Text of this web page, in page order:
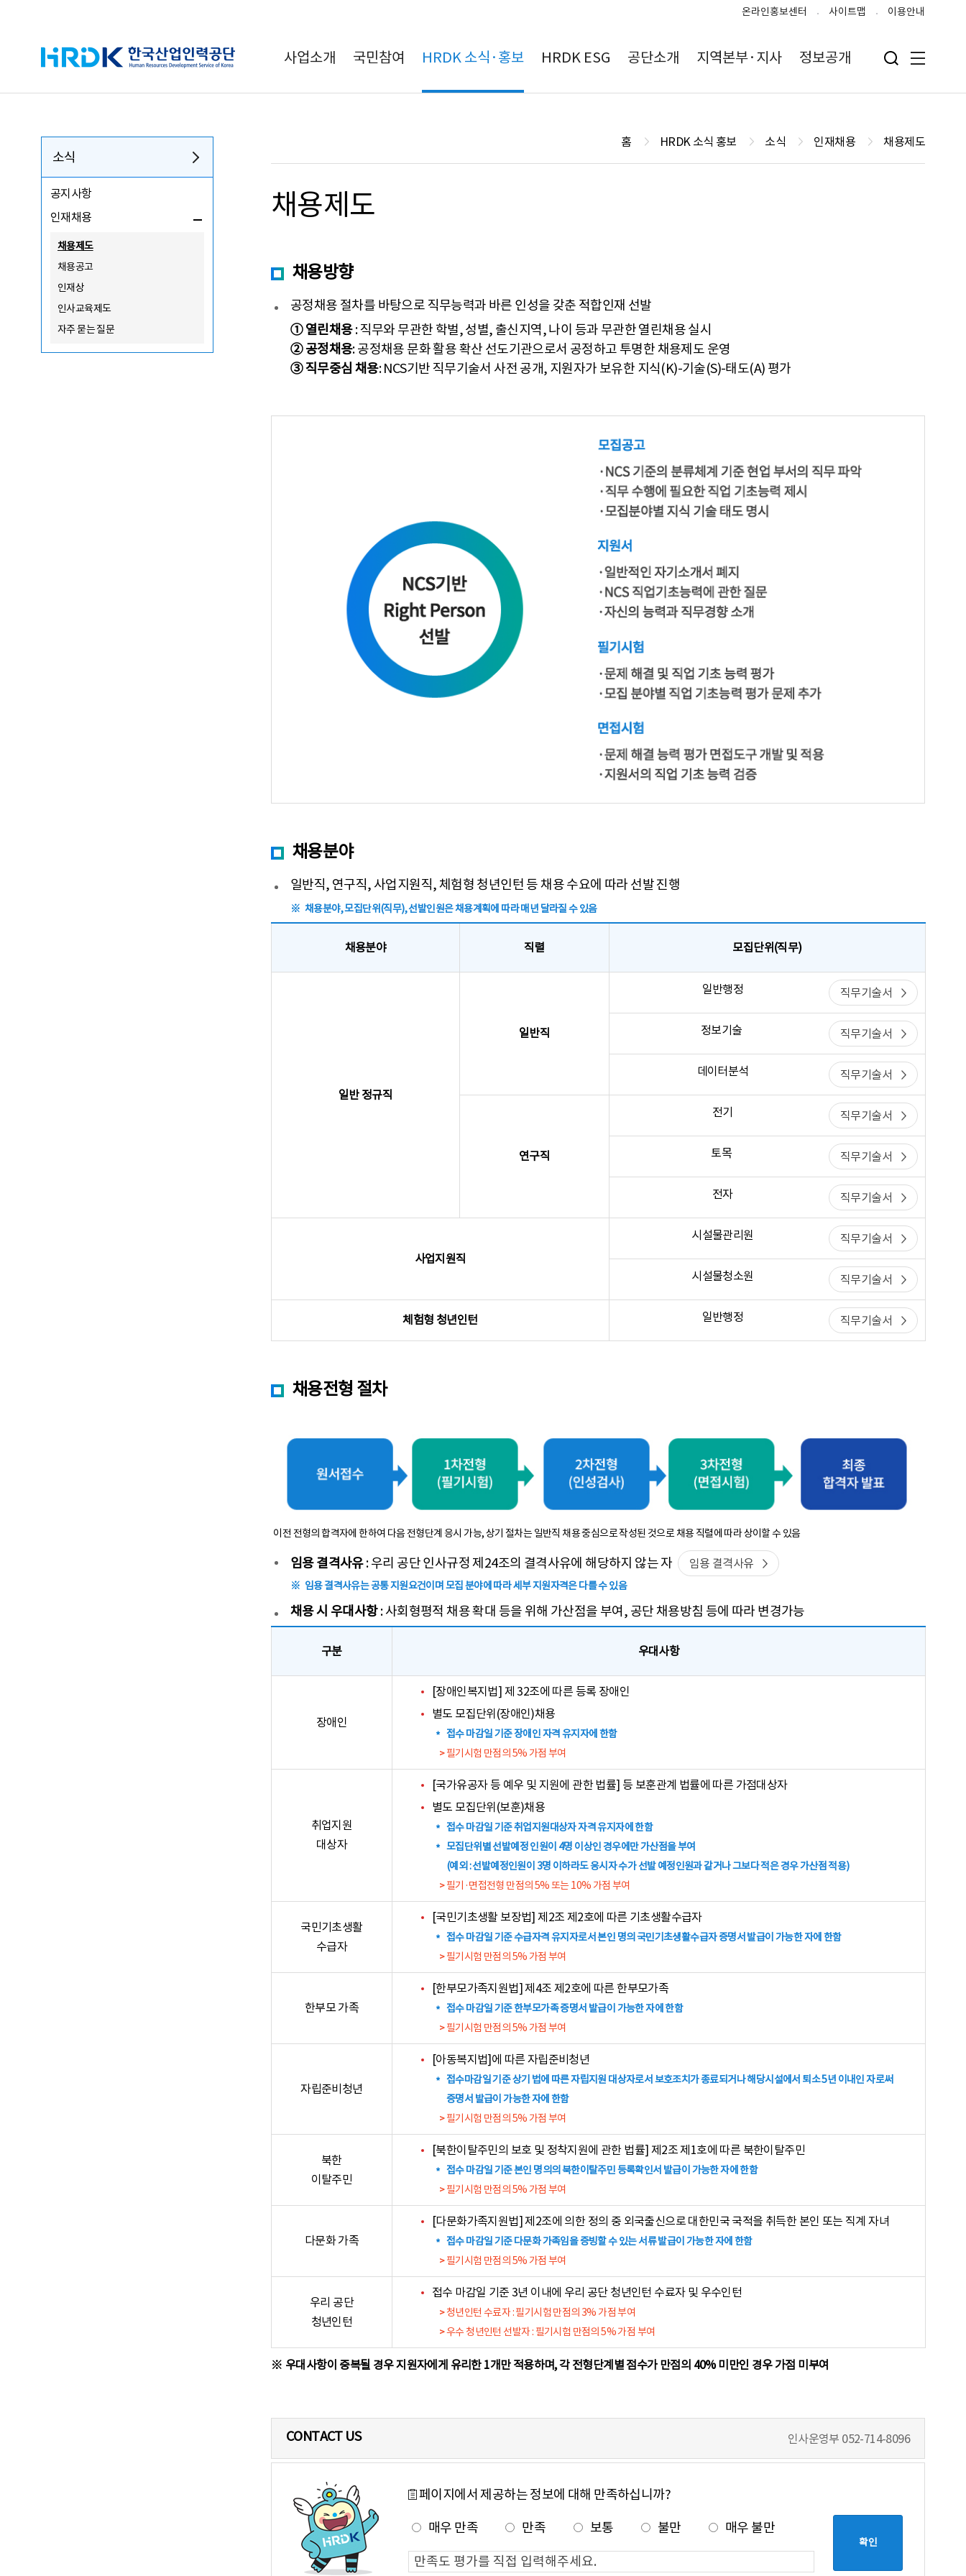
HRDK 한국산업인력공단
온라인홍보센터 사이트맵 이용안내
사업소개 국민참여 HRDK 소식·홍보 HRDK ESG 공단소개 지역본부·지사 정보공개 검색 입력폼 열기
전체메뉴
소식
공지사항
인재채용
채용제도
채용공고
인재상
인사교육제도
자주 묻는 질문
홈 HRDK 소식 홍보 소식 인재채용 채용제도
채용제도
채용방향
공정채용 절차를 바탕으로 직무능력과 바른 인성을 갖춘 적합인재 선발
① 열린채용: 직무와 무관한 학벌, 성별, 출신지역, 나이 등과 무관한 열린채용 실시
② 공정채용: 공정채용 문화 활용 확산 선도기관으로서 공정하고 투명한 채용제도 운영
③ 직무중심 채용: NCS기반 직무기술서 사전 공개, 지원자가 보유한 지식(K)-기술(S)-태도(A) 평가
채용분야
일반직, 연구직, 사업지원직, 체험형 청년인턴 등 채용 수요에 따라 선발 진행
채용분야, 모집단위(직무), 선발인원은 채용계획에 따라 매년 달라질 수 있음
채용분야 직렬 모집단위(직무)
일반 정규직
일반직
일반행정 직무기술서
정보기술 직무기술서
데이터분석 직무기술서
연구직
전기 직무기술서
토목 직무기술서
전자 직무기술서
사업지원직
시설물관리원 직무기술서
시설물청소원 직무기술서
체험형 청년인턴 일반행정 직무기술서
채용전형 절차
이전 전형의 합격자에 한하여 다음 전형단계 응시 가능, 상기 절차는 일반직 채용 중심으로 작성된 것으로 채용 직렬에 따라 상이할 수 있음
임용 결격사유: 우리 공단 인사규정 제24조의 결격사유에 해당하지 않는 자 임용 결격사유
임용 결격사유는 공통 지원요건이며 모집 분야에 따라 세부 지원자격은 다를 수 있음
채용 시 우대사항: 사회형평적 채용 확대 등을 위해 가산점을 부여, 공단 채용방침 등에 따라 변경가능
구분 우대사항
장애인
[장애인복지법] 제 32조에 따른 등록 장애인
별도 모집단위(장애인)채용
접수 마감일 기준 장애인 자격 유지자에 한함
필기시험 만점의 5% 가점 부여
취업지원
대상자
[국가유공자 등 예우 및 지원에 관한 법률] 등 보훈관계 법률에 따른 가점대상자
별도 모집단위(보훈)채용
접수 마감일 기준 취업지원대상자 자격 유지자에 한함
모집단위별 선발예정 인원이 4명 이상인 경우에만 가산점을 부여
(예외 : 선발예정인원이 3명 이하라도 응시자 수가 선발 예정인원과 같거나 그보다 적은 경우 가산점 적용)
필기·면접전형 만점의 5% 또는 10% 가점 부여
국민기초생활
수급자
[국민기초생활 보장법] 제2조 제2호에 따른 기초생활수급자
접수 마감일 기준 수급자격 유지자로서 본인 명의 국민기초생활수급자 증명서 발급이 가능한 자에 한함
필기시험 만점의 5% 가점 부여
한부모 가족
[한부모가족지원법] 제4조 제2호에 따른 한부모가족
접수 마감일 기준 한부모가족 증명서 발급이 가능한 자에 한함
필기시험 만점의 5% 가점 부여
자립준비청년
[아동복지법]에 따른 자립준비청년
접수마감일 기준 상기 법에 따른 자립지원 대상자로서 보호조치가 종료되거나 해당시설에서 퇴소 5년 이내인 자로써
증명서 발급이 가능한 자에 한함
필기시험 만점의 5% 가점 부여
북한
이탈주민
[북한이탈주민의 보호 및 정착지원에 관한 법률] 제2조 제1호에 따른 북한이탈주민
접수 마감일 기준 본인 명의의 북한이탈주민 등록확인서 발급이 가능한 자에 한함
필기시험 만점의 5% 가점 부여
다문화 가족
[다문화가족지원법] 제2조에 의한 정의 중 외국출신으로 대한민국 국적을 취득한 본인 또는 직계 자녀
접수 마감일 기준 다문화 가족임을 증빙할 수 있는 서류 발급이 가능한 자에 한함
필기시험 만점의 5% 가점 부여
우리 공단
청년인턴
접수 마감일 기준 3년 이내에 우리 공단 청년인턴 수료자 및 우수인턴
청년인턴 수료자 : 필기시험 만점의 3% 가점 부여
우수 청년인턴 선발자 : 필기시험 만점의 5% 가점 부여
우대사항이 중복될 경우 지원자에게 유리한 1개만 적용하며, 각 전형단계별 점수가 만점의 40% 미만인 경우 가점 미부여
CONTACT US 인사운영부 052-714-8096
페이지에서 제공하는 정보에 대해 만족하십니까?
매우 만족
만족 보통 불만 매우 불만